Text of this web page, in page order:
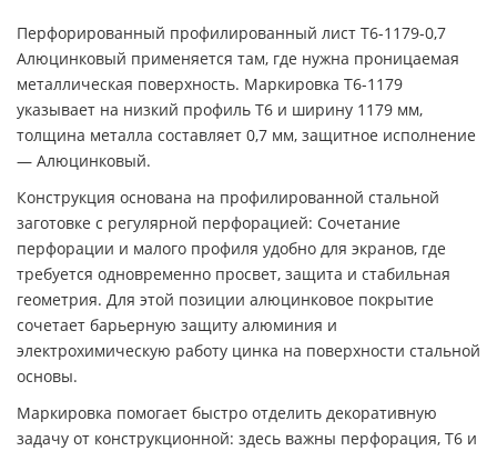
Перфорированный профилированный лист Т6-1179-0,7
Алюцинковый применяется там, где нужна проницаемая
металлическая поверхность. Маркировка Т6-1179
указывает на низкий профиль Т6 и ширину 1179 мм,
толщина металла составляет 0,7 мм, защитное исполнение
— Алюцинковый.
Конструкция основана на профилированной стальной
заготовке с регулярной перфорацией: Сочетание
перфорации и малого профиля удобно для экранов, где
требуется одновременно просвет, защита и стабильная
геометрия. Для этой позиции алюцинковое покрытие
сочетает барьерную защиту алюминия и
электрохимическую работу цинка на поверхности стальной
основы.
Маркировка помогает быстро отделить декоративную
задачу от конструкционной: здесь важны перфорация, Т6 и